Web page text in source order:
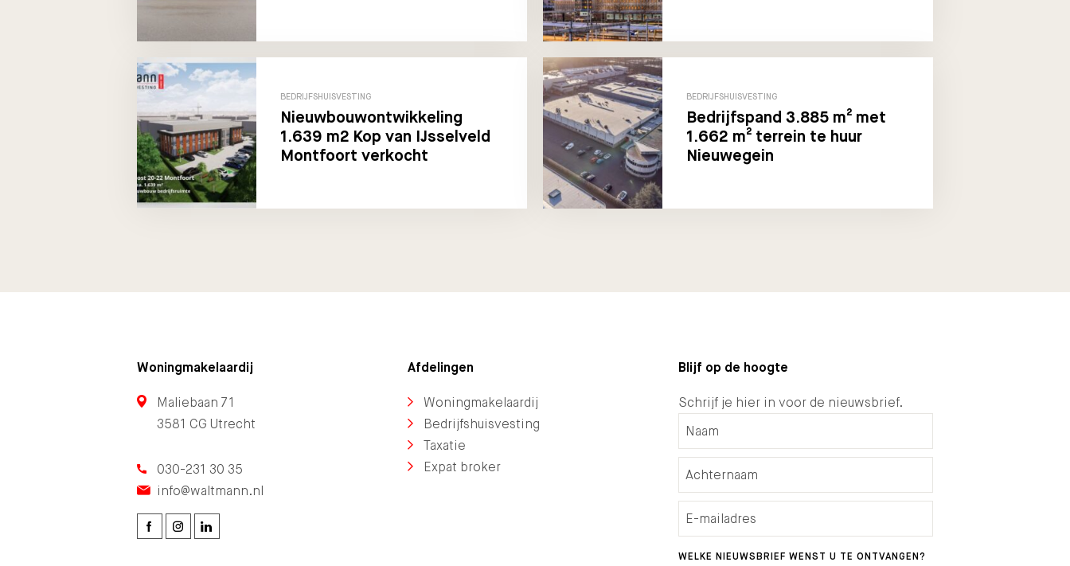
BEDRIJFSHUISVESTING
Nieuwbouwontwikkeling
1.639 m2 Kop van IJsselveld
Montfoort verkocht
BEDRIJFSHUISVESTING
Bedrijfspand 3.885 m² met
1.662 m² terrein te huur
Nieuwegein
Woningmakelaardij
Maliebaan 71
3581 CG Utrecht
030-231 30 35
info@waltmann.nl
Afdelingen
Woningmakelaardij
Bedrijfshuisvesting
Taxatie
Expat broker
Blijf op de hoogte
Schrijf je hier in voor de nieuwsbrief.
WELKE NIEUWSBRIEF WENST U TE ONTVANGEN?